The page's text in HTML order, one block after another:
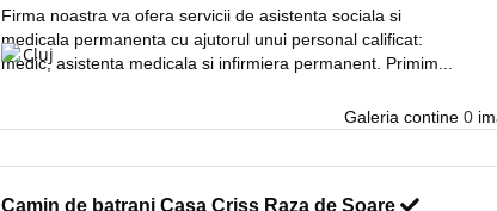
Firma noastra va ofera servicii de asistenta sociala si
medicala permanenta cu ajutorul unui personal calificat:
medic, asistenta medicala si infirmiera permanent. Primim...
Cluj
Galeria contine 0
Camin de batrani Casa Criss Raza de Soare